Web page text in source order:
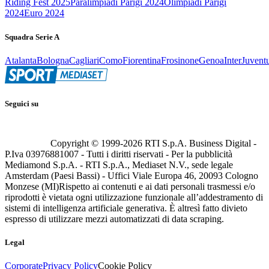
Riding Fest 2025Paralimpiadi Parigi 2024Olimpiadi Parigi
2024Euro 2024
Squadra Serie A
AtalantaBolognaCagliariComoFiorentinaFrosinoneGenoaInter
Seguici su
Copyright © 1999-2026 RTI S.p.A. Business Digital -
P.Iva 03976881007 - Tutti i diritti riservati - Per la pubblicità
Mediamond S.p.A. - RTI S.p.A., Mediaset N.V., sede legale
Amsterdam (Paesi Bassi) - Uffici Viale Europa 46, 20093 Cologno
Monzese (MI)Rispetto ai contenuti e ai dati personali trasmessi e/o
riprodotti è vietata ogni utilizzazione funzionale all’addestramento di
sistemi di intelligenza artificiale generativa. È altresì fatto divieto
espresso di utilizzare mezzi automatizzati di data scraping.
Legal
CorporatePrivacy PolicyCookie Policy